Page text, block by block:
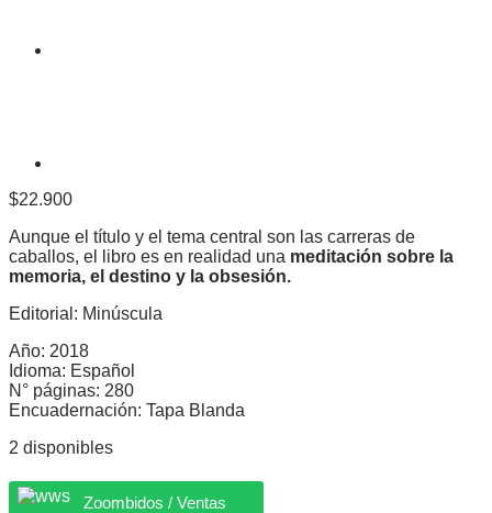
$22.900
Aunque el título y el tema central son las carreras de
caballos, el libro es en realidad una meditación sobre la
memoria, el destino y la obsesión.
Editorial: Minúscula
Año: 2018
Idioma: Español
N° páginas: 280
Encuadernación: Tapa Blanda
2 disponibles
Zoombidos / Ventas